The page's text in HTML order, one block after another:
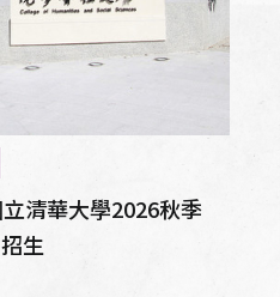
立清華大學2026秋季
生